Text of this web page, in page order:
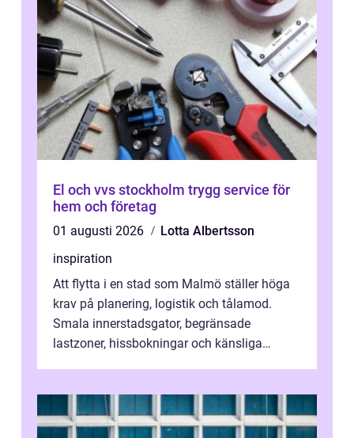
El och vvs stockholm trygg service för
hem och företag
01 augusti 2026
Lotta Albertsson
inspiration
Att flytta i en stad som Malmö ställer höga
krav på planering, logistik och tålamod.
Smala innerstadsgator, begränsade
lastzoner, hissbokningar och känsliga